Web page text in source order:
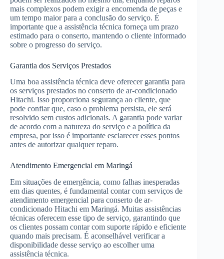
mais complexos podem exigir a encomenda de peças e
um tempo maior para a conclusão do serviço. É
importante que a assistência técnica forneça um prazo
estimado para o conserto, mantendo o cliente informado
sobre o progresso do serviço.
Garantia dos Serviços Prestados
Uma boa assistência técnica deve oferecer garantia para
os serviços prestados no conserto de ar-condicionado
Hitachi. Isso proporciona segurança ao cliente, que
pode confiar que, caso o problema persista, ele será
resolvido sem custos adicionais. A garantia pode variar
de acordo com a natureza do serviço e a política da
empresa, por isso é importante esclarecer esses pontos
antes de autorizar qualquer reparo.
Atendimento Emergencial em Maringá
Em situações de emergência, como falhas inesperadas
em dias quentes, é fundamental contar com serviços de
atendimento emergencial para conserto de ar-
condicionado Hitachi em Maringá. Muitas assistências
técnicas oferecem esse tipo de serviço, garantindo que
os clientes possam contar com suporte rápido e eficiente
quando mais precisam. É aconselhável verificar a
disponibilidade desse serviço ao escolher uma
assistência técnica.